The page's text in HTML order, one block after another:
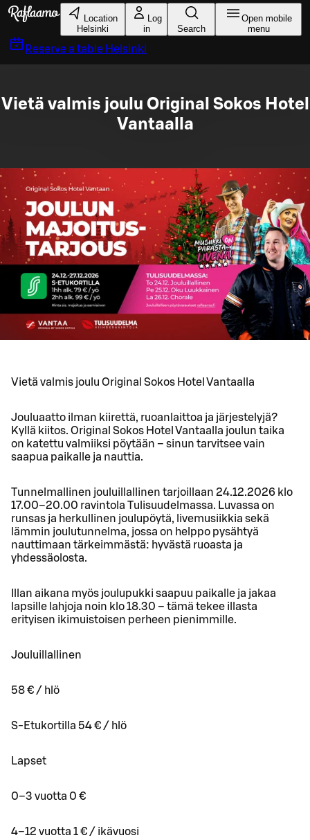
Skip to main content
Location
Helsinki
Log
in
Search
Open mobile
menu
Reserve a table Helsinki
Vietä valmis joulu Original Sokos Hotel
Vantaalla
Vietä valmis joulu Original Sokos Hotel Vantaalla
Jouluaatto ilman kiirettä, ruoanlaittoa ja järjestelyjä?
Kyllä kiitos. Original Sokos Hotel Vantaalla joulun taika
on katettu valmiiksi pöytään – sinun tarvitsee vain
saapua paikalle ja nauttia.
Tunnelmallinen jouluillallinen tarjoillaan 24.12.2026 klo
17.00–20.00 ravintola Tulisuudelmassa. Luvassa on
runsas ja herkullinen joulupöytä, livemusiikkia sekä
lämmin joulutunnelma, jossa on helppo pysähtyä
nauttimaan tärkeimmästä: hyvästä ruoasta ja
yhdessäolosta.
Illan aikana myös joulupukki saapuu paikalle ja jakaa
lapsille lahjoja noin klo 18.30 – tämä tekee illasta
erityisen ikimuistoisen perheen pienimmille.
Jouluillallinen
58 € / hlö
S-Etukortilla 54 € / hlö
Lapset
0–3 vuotta 0 €
4–12 vuotta 1 € / ikävuosi